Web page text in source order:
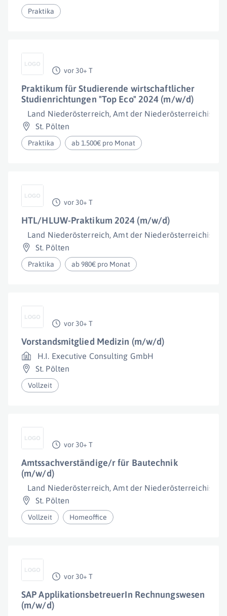
Praktika
vor 30+ T
Praktikum für Studierende wirtschaftlicher
Studienrichtungen "Top Eco" 2024 (m/w/d)
Land Niederösterreich, Amt der
St. Pölten
Praktika ab 1.500€ pro Monat
vor 30+ T
HTL/HLUW-Praktikum 2024 (m/w/d)
Land Niederösterreich, Amt der
St. Pölten
Praktika ab 980€ pro Monat
vor 30+ T
Vorstandsmitglied Medizin (m/w/d)
H.I. Executive Consulting GmbH
St. Pölten
Vollzeit
vor 30+ T
Amtssachverständige/r für Bautechnik
(m/w/d)
Land Niederösterreich, Amt der
St. Pölten
Vollzeit Homeoffice
vor 30+ T
SAP ApplikationsbetreuerIn Rechnungswesen
(m/w/d)